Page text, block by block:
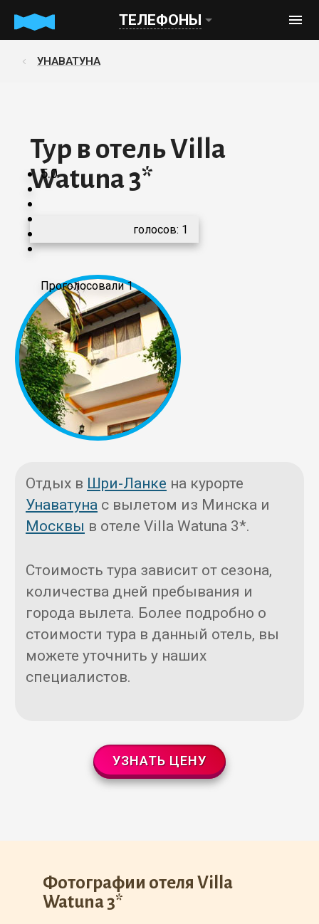
ТЕЛЕФОНЫ
УНАВАТУНА
Тур в отель Villa
Watuna 3*
5.0
Проголосовали 1
голосов: 1
Отдых в Шри-Ланке на курорте
Унаватуна с вылетом из Минска и
Москвы в отеле Villa Watuna 3*.
Стоимость тура зависит от сезона,
количества дней пребывания и
города вылета. Более подробно о
стоимости тура в данный отель, вы
можете уточнить у наших
специалистов.
УЗНАТЬ ЦЕНУ
Фотографии отеля Villa
Watuna 3*